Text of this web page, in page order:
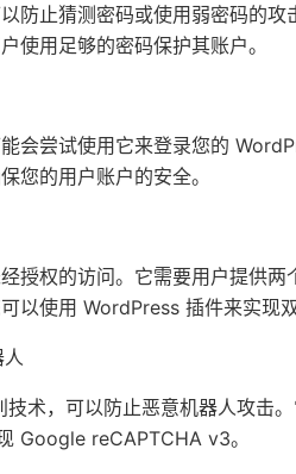
防止猜测密码或使用弱密码的
使用足够的密码保护其账户。
会尝试使用它来登录您的
您的用户账户的安全。
授权的访问。它需要用户提供
以使用 WordPress 插件来实现双
术，可以防止恶意机器人攻击
Google reCAPTCHA v3。